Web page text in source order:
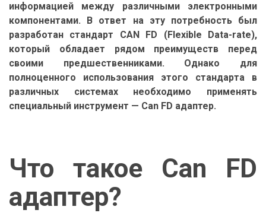
информацией между различными электронными
компонентами. В ответ на эту потребность был
разработан стандарт CAN FD (Flexible Data-rate),
который обладает рядом преимуществ перед
своими предшественниками. Однако для
полноценного использования этого стандарта в
различных системах необходимо применять
специальный инструмент — Can FD адаптер.
Что такое Can FD
адаптер?